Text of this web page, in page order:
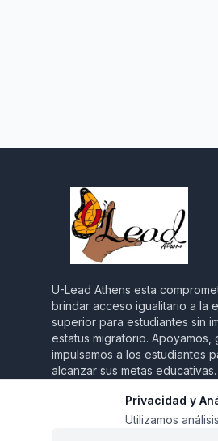
U-Lead Athens esta
brindar acceso igualitario a la
superior para estudiantes sin
estatus migratorio. Apoyamos,
impulsamos a los estudiantes
alcanzar sus metas educativas.
Privacidad y
Utilizamos